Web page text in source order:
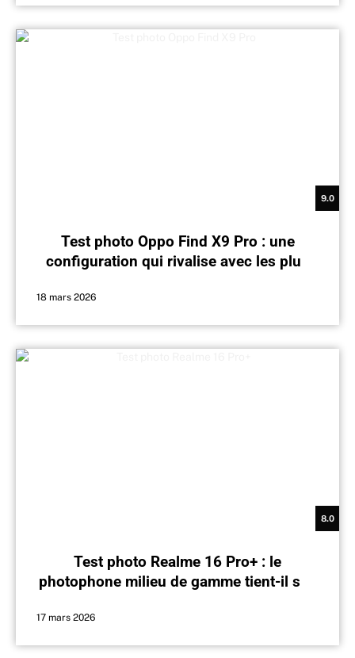
9.0
Test photo Oppo Find X9 Pro : une
configuration qui rivalise avec les plus
18 mars 2026
8.0
Test photo Realme 16 Pro+ : le
photophone milieu de gamme tient-il ses
17 mars 2026